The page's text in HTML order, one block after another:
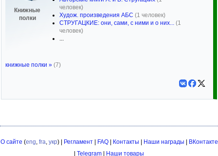
Книжные
полки
человек)
Худож. произведения АБС (1 человек)
СТРУГАЦКИЕ: они, сами, с ними и о них... (1
человек)
...
книжные полки » (7)
О сайте (eng, fra, укр) | Регламент| FAQ| Контакты Наши награды
ВКонтакте
Telegram Наши товары